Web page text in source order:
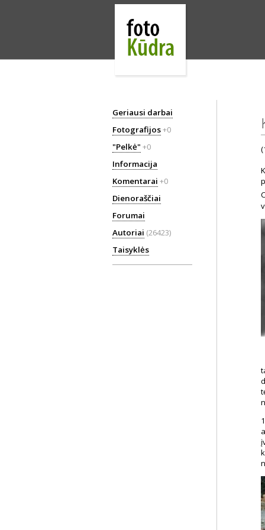
Geriausi darbai
Fotografijos+0
"Pelkė" +0
Informacija
Komentarai +0
Dienoraščiai
Forumai
Autoriai (26423)
Taisyklės